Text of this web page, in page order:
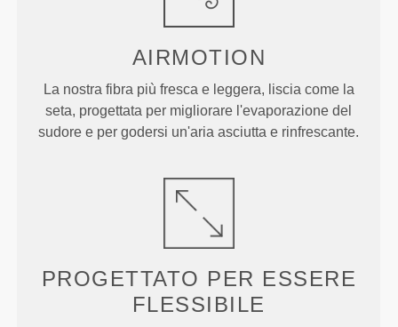
AIRMOTION
La nostra fibra più fresca e leggera, liscia come la
seta, progettata per migliorare l'evaporazione del
sudore e per godersi un'aria asciutta e rinfrescante.
PROGETTATO PER ESSERE
FLESSIBILE